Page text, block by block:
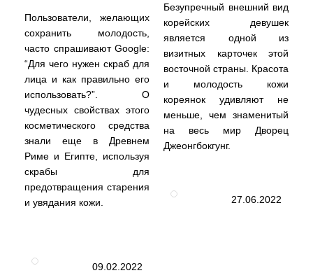
Пользователи, желающих
сохранить молодость,
часто спрашивают Google:
“Для чего нужен скраб для
лица и как правильно его
использовать?”. О
чудесных свойствах этого
косметического средства
знали еще в Древнем
Риме и Египте, используя
скрабы для
предотвращения старения
и увядания кожи.
09.02.2022
Безупречный внешний вид
корейских девушек
является одной из
визитных карточек этой
восточной страны. Красота
и молодость кожи
кореянок удивляют не
меньше, чем знаменитый
на весь мир Дворец
Джеонгбокгунг.
27.06.2022